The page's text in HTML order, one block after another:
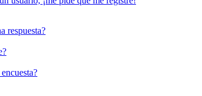
respuesta?